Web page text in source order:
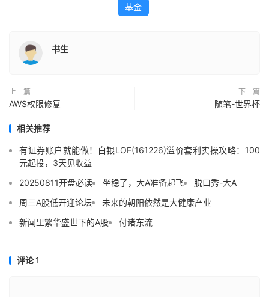
基金
书生
上一篇
AWS权限修复
下一篇
随笔-世界杯
相关推荐
有证券账户就能做！白银LOF(161226)溢价套利实操攻略：100
元起投，3天见收益
20250811开盘必读
坐稳了，大A准备起飞
脱口秀-大A
周三A股低开迎论坛
未来的朝阳依然是大健康产业
新闻里繁华盛世下的A股
付诸东流
评论1